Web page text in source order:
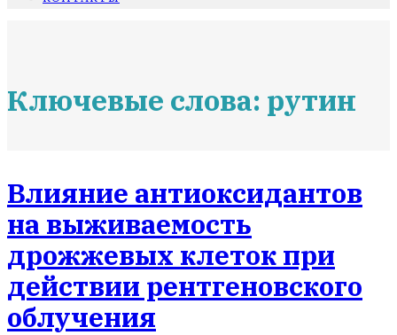
Ключевые слова: рутин
Влияние антиоксидантов
на выживаемость
дрожжевых клеток при
действии рентгеновского
облучения